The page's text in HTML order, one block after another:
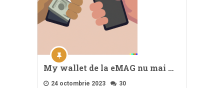
My wallet de la eMAG nu mai …
24 octombrie 2023 30